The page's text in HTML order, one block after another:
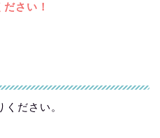
さい！
ださい。